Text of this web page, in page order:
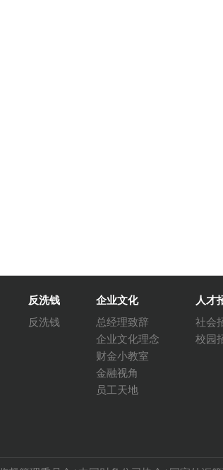
反洗钱
反洗钱
企业文化
总经理致辞
企业文化理念
财金小教室
金融视角
员工天地
人才
社会
校园